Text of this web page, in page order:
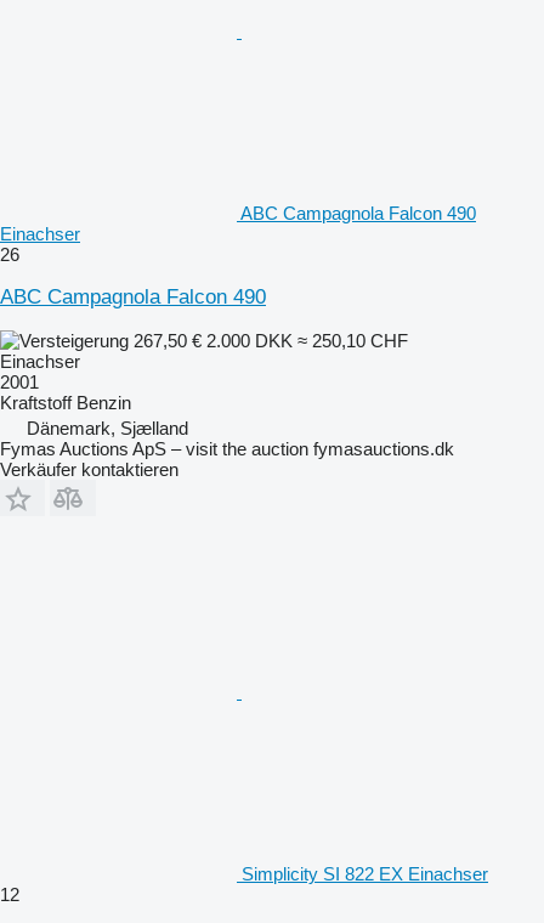
ABC Campagnola Falcon 490
Einachser
26
ABC Campagnola Falcon 490
267,50 € 2.000 DKK ≈ 250,10 CHF
Einachser
2001
Kraftstoff Benzin
Dänemark, Sjælland
Fymas Auctions ApS – visit the auction fymasauctions.dk
Verkäufer kontaktieren
Simplicity SI 822 EX Einachser
12